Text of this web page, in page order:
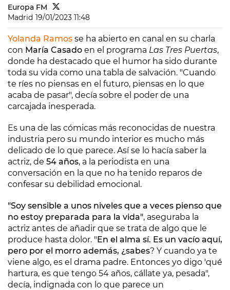
Europa FM
Madrid 19/01/2023 11:48
Yolanda Ramos se ha abierto en canal en su charla
con María Casado en el programa Las Tres Puertas,
donde ha destacado que el humor ha sido durante
toda su vida como una tabla de salvación. "Cuando
te ríes no piensas en el futuro, piensas en lo que
acaba de pasar", decía sobre el poder de una
carcajada inesperada.
Es una de las cómicas más reconocidas de nuestra
industria pero su mundo interior es mucho más
delicado de lo que parece. Así se lo hacía saber la
actriz, de 54 años, a la periodista en una
conversación en la que no ha tenido reparos de
confesar su debilidad emocional.
"Soy sensible a unos niveles que a veces pienso que
no estoy preparada para la vida", aseguraba la
actriz antes de añadir que se trata de algo que le
produce hasta dolor. "En el alma sí. Es un vacío aquí,
pero por el morro además, ¿sabes? Y cuando ya te
viene algo, es el drama padre. Entonces yo digo 'qué
hartura, es que tengo 54 años, cállate ya, pesada",
decía, indignada con lo que parece un